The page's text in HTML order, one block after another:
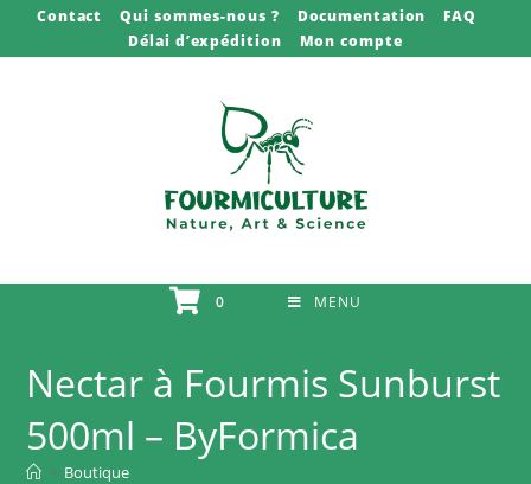
Contact Qui sommes-nous ? Documentation
FAQ
Délai d’expédition
Mon compte
0 MENU
Nectar à Fourmis Sunburst
500ml – ByFormica
> Boutique